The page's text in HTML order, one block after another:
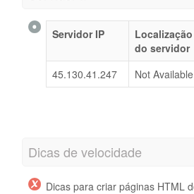
Servidor IP
Localização
do servidor
45.130.41.247
Not Available
Dicas de velocidade
Dicas para criar páginas HTML